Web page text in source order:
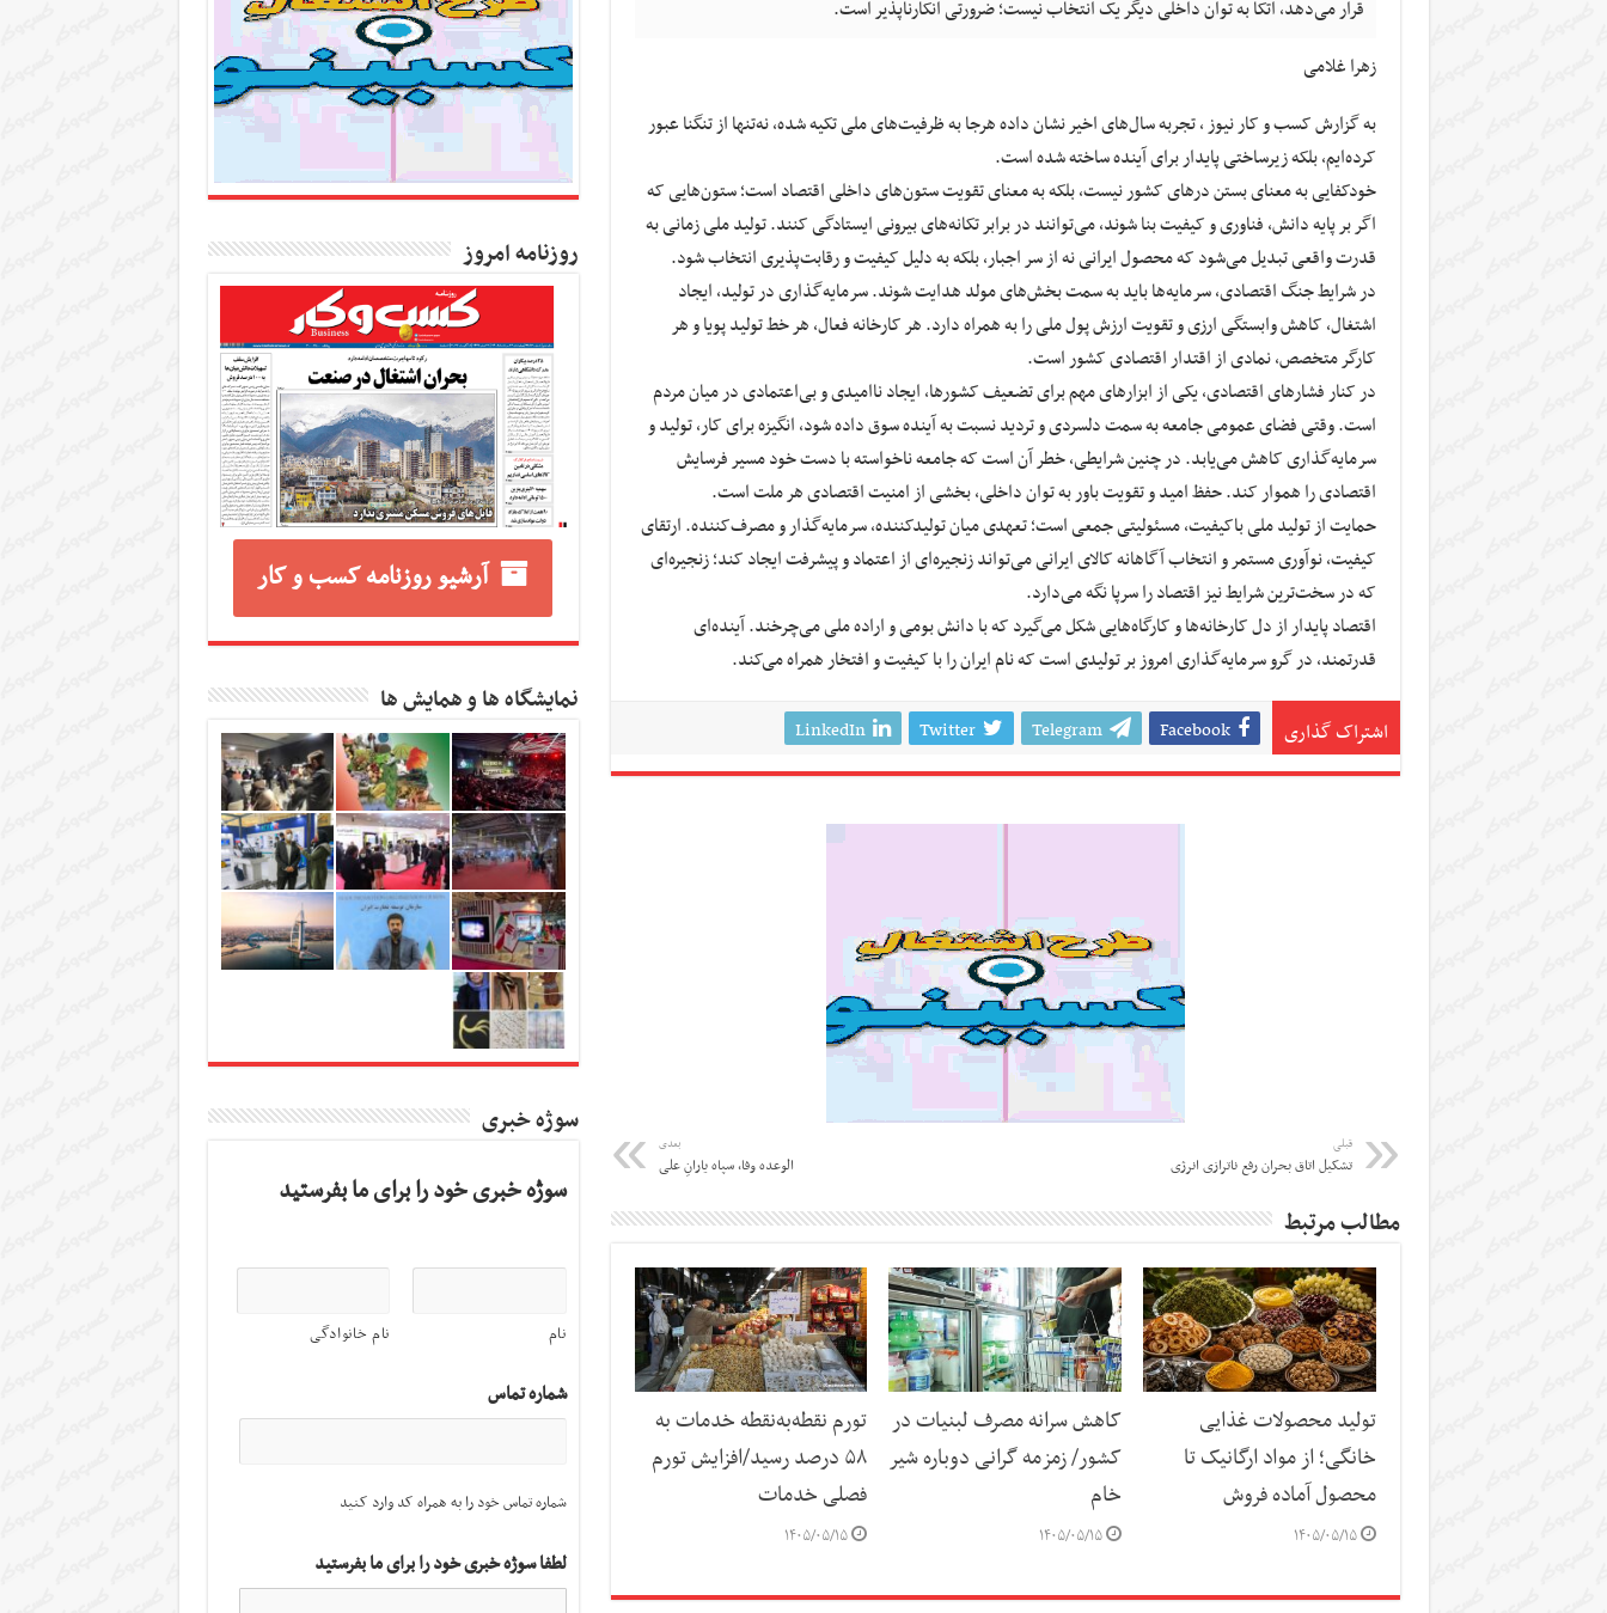
قرار می‌دهد، اتکا به توان داخلی دیگر یک انتخاب نیست؛ ضرورتی انکارناپذیر است.
زهرا غلامی
به گزارش کسب و کار نیوز ، تجربه سال‌های اخیر نشان داده هرجا به ظرفیت‌های ملی تکیه شده، نه‌تنها از تنگنا عبور
کرده‌ایم، بلکه زیرساختی پایدار برای آینده ساخته شده است.
خودکفایی به معنای بستن درهای کشور نیست، بلکه به معنای تقویت ستون‌های داخلی اقتصاد است؛ ستون‌هایی که
اگر بر پایه دانش، فناوری و کیفیت بنا شوند، می‌توانند در برابر تکانه‌های بیرونی ایستادگی کنند. تولید ملی زمانی به
قدرت واقعی تبدیل می‌شود که محصول ایرانی نه از سر اجبار، بلکه به دلیل کیفیت و رقابت‌پذیری انتخاب شود.
در شرایط جنگ اقتصادی، سرمایه‌ها باید به سمت بخش‌های مولد هدایت شوند. سرمایه‌گذاری در تولید، ایجاد
اشتغال، کاهش وابستگی ارزی و تقویت ارزش پول ملی را به همراه دارد. هر کارخانه فعال، هر خط تولید پویا و هر
کارگر متخصص، نمادی از اقتدار اقتصادی کشور است.
در کنار فشارهای اقتصادی، یکی از ابزارهای مهم برای تضعیف کشورها، ایجاد ناامیدی و بی‌اعتمادی در میان مردم
است. وقتی فضای عمومی جامعه به سمت دلسردی و تردید نسبت به آینده سوق داده شود، انگیزه برای کار، تولید و
سرمایه‌گذاری کاهش می‌یابد. در چنین شرایطی، خطر آن است که جامعه ناخواسته با دست خود مسیر فرسایش
اقتصادی را هموار کند. حفظ امید و تقویت باور به توان داخلی، بخشی از امنیت اقتصادی هر ملت است.
حمایت از تولید ملی باکیفیت، مسئولیتی جمعی است؛ تعهدی میان تولیدکننده، سرمایه‌گذار و مصرف‌کننده. ارتقای
کیفیت، نوآوری مستمر و انتخاب آگاهانه کالای ایرانی می‌تواند زنجیره‌ای از اعتماد و پیشرفت ایجاد کند؛ زنجیره‌ای
که در سخت‌ترین شرایط نیز اقتصاد را سرپا نگه می‌دارد.
اقتصاد پایدار از دل کارخانه‌ها و کارگاه‌هایی شکل می‌گیرد که با دانش بومی و اراده ملی می‌چرخند. آینده‌ای
قدرتمند، در گرو سرمایه‌گذاری امروز بر تولیدی است که نام ایران را با کیفیت و افتخار همراه می‌کند.
اشتراک گذاری Facebook
Telegram
Twitter
LinkedIn
قبلی
تشکیل اتاق بحران رفع ناترازی انرژی
بعدی
الوعده وفا، سپاه یارانِ علی
مطالب مرتبط
تولید محصولات غذایی
خانگی؛ از مواد ارگانیک تا
محصول آماده فروش
۱۴۰۵/۰۵/۱۵
کاهش سرانه مصرف لبنیات در
کشور/ زمزمه گرانی دوباره شیر
خام
۱۴۰۵/۰۵/۱۵
تورم نقطه‌به‌نقطه خدمات به
۵۸ درصد رسید/افزایش تورم
فصلی خدمات
۱۴۰۵/۰۵/۱۵
روزنامه امروز
آرشیو روزنامه کسب و کار
نمایشگاه ها و همایش ها
سوژه خبری
سوژه خبری خود را برای ما بفرستید
نام نام خانوادگی
شماره تماس
شماره تماس خود را به همراه کد وارد کنید
لطفا سوژه خبری خود را برای ما بفرستید